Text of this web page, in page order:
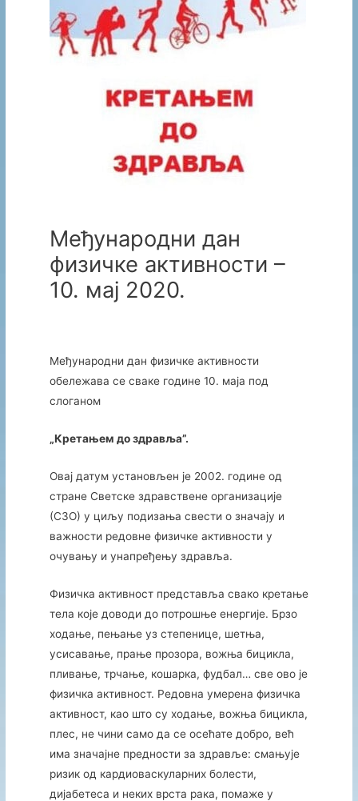
Међународни дан
физичке активности –
10. мај 2020.
Међународни дан физичке активности
обележава се сваке године 10. маја под
слоганом
„Кретањем до здравља”.
Овај датум установљен је 2002. године од
стране Светске здравствене организације
(СЗО) у циљу подизања свести о значају и
важности редовне физичке активности у
очувању и унапређењу здравља.
Физичка активност представља свако кретање
тела које доводи до потрошње енергије. Брзо
ходање, пењање уз степенице, шетња,
усисавање, прање прозора, вожња бицикла,
пливање, трчање, кошарка, фудбал… све ово је
физичка активност. Редовна умерена физичка
активност, као што су ходање, вожња бицикла,
плес, не чини само да се осећате добро, већ
има значајне предности за здравље: смањује
ризик од кардиоваскуларних болести,
дијабетеса и неких врста рака, помаже у